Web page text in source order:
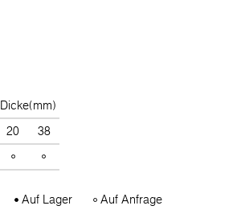
Dicke(mm)
20
38
Auf Lager Auf Anfrage